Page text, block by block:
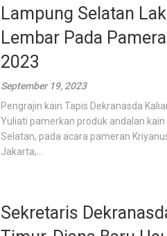
Lampung Selatan
Lembar Pada
2023
September 19, 2023
Pengrajin kain Tapis Dekranasda
Yuliati pamerkan produk andalan
Selatan, pada acara pameran
Jakarta,...
Sekretaris